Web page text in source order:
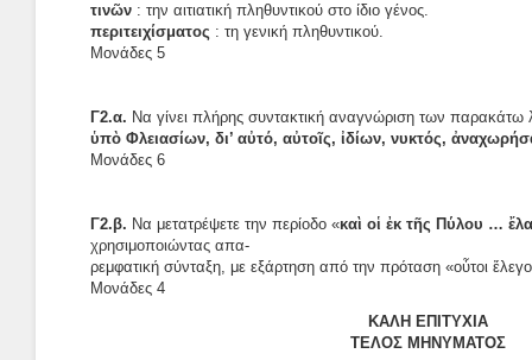
τινῶν : την αιτιατική πληθυντικού στο ίδιο γένος.
περιτειχίσματος : τη γενική πληθυντικού.
Μονάδες 5
Γ2.α. Να γίνει πλήρης συντακτική αναγνώριση των
ὑπὸ Φλειασίων, δι’ αὐτό, αὐτοῖς, ἰδίων, νυκτός,
Μονάδες 6
Γ2.β. Να μετατρέψετε την περίοδο «καὶ οἱ ἐκ τῆς Πύλου …
χρησιμοποιώντας απα-
ρεμφατική σύνταξη, με εξάρτηση από την πρόταση «οὗτοι
Μονάδες 4
KΑΛΗ ΕΠΙΤΥΧΙΑ
ΤΕΛΟΣ ΜΗΝΥΜΑΤΟΣ